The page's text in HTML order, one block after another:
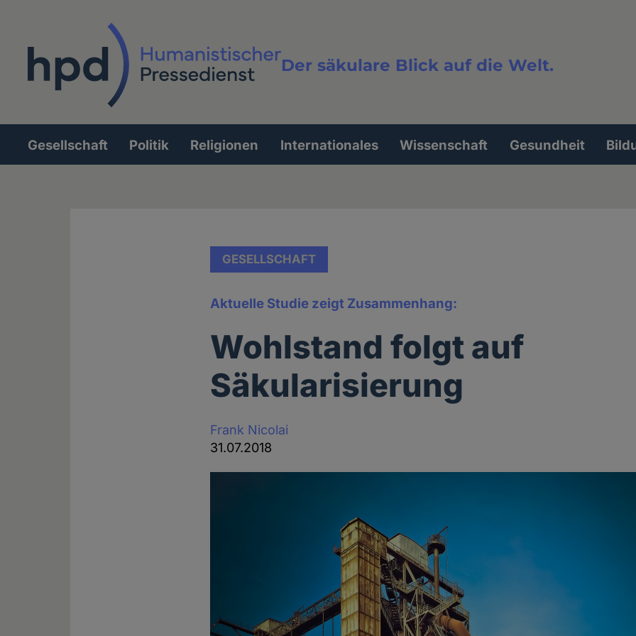
Der säkulare Blick auf die Welt.
Volltextsuche
Hauptnavigation
Gesellschaft Politik Religionen Internationales Wissenschaft Gesundheit
GESELLSCHAFT
Aktuelle Studie zeigt Zusammenhang:
Wohlstand folgt auf
Säkularisierung
Frank Nicolai
31.07.2018